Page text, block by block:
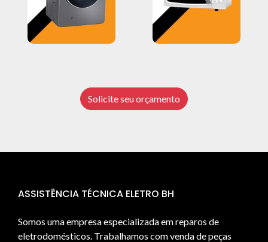
Solicite seu orçamento
ASSISTÊNCIA TÉCNICA ELETRO BH
Somos uma empresa especializada em reparos de
eletrodomésticos. Trabalhamos com venda de peças